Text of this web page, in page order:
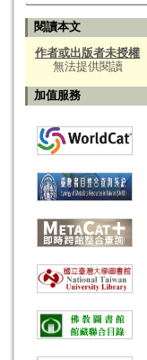
閱讀本文
作者或出版者未授權
無法提供閱讀
加值服務